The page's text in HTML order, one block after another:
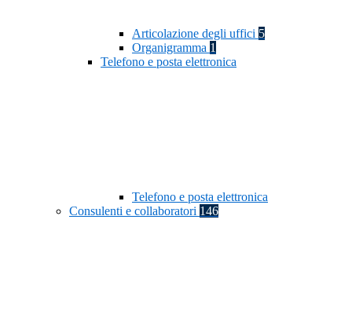
Articolazione degli uffici 5
Organigramma 1
Telefono e posta elettronica
Telefono e posta elettronica
Consulenti e collaboratori 146